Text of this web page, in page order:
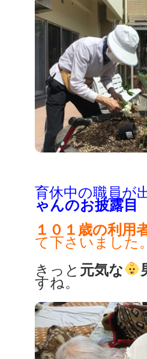
育休中の職員が
ゃんのお披露目
１０１歳の利用
て下さいました。
きっと 元気な
すね。